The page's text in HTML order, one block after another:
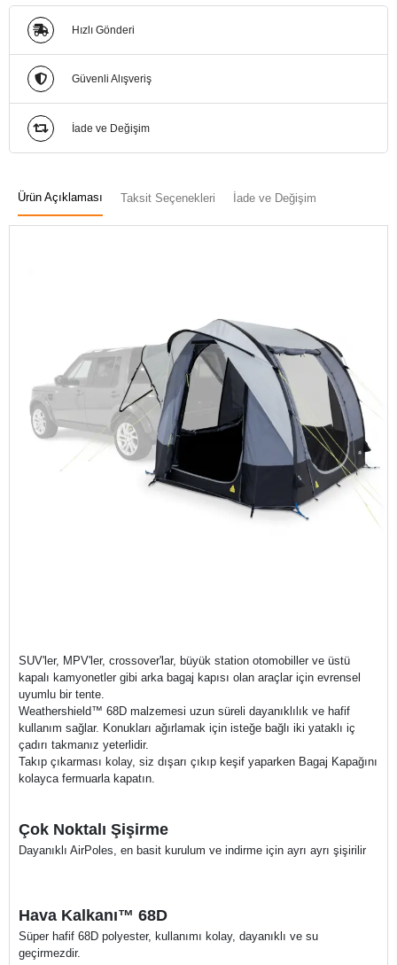
Hızlı Gönderi
Güvenli Alışveriş
İade ve Değişim
Ürün Açıklaması Taksit Seçenekleri İade ve Değişim
SUV'ler, MPV'ler, crossover'lar, büyük station otomobiller ve üstü
kapalı kamyonetler gibi arka bagaj kapısı olan araçlar için evrensel
uyumlu bir tente.
Weathershield™ 68D malzemesi uzun süreli dayanıklılık ve hafif
kullanım sağlar. Konukları ağırlamak için isteğe bağlı iki yataklı iç
çadırı takmanız yeterlidir.
Takıp çıkarması kolay, siz dışarı çıkıp keşif yaparken Bagaj Kapağını
kolayca fermuarla kapatın.
Çok Noktalı Şişirme
Dayanıklı AirPoles, en basit kurulum ve indirme için ayrı ayrı şişirilir
Hava Kalkanı™ 68D
Süper hafif 68D polyester, kullanımı kolay, dayanıklı ve su
geçirmezdir.